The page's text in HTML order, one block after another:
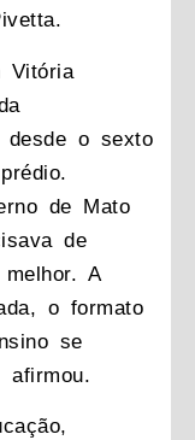
Vitória
desde o sexto
de Mato
de
A
o formato
se
afirmou.